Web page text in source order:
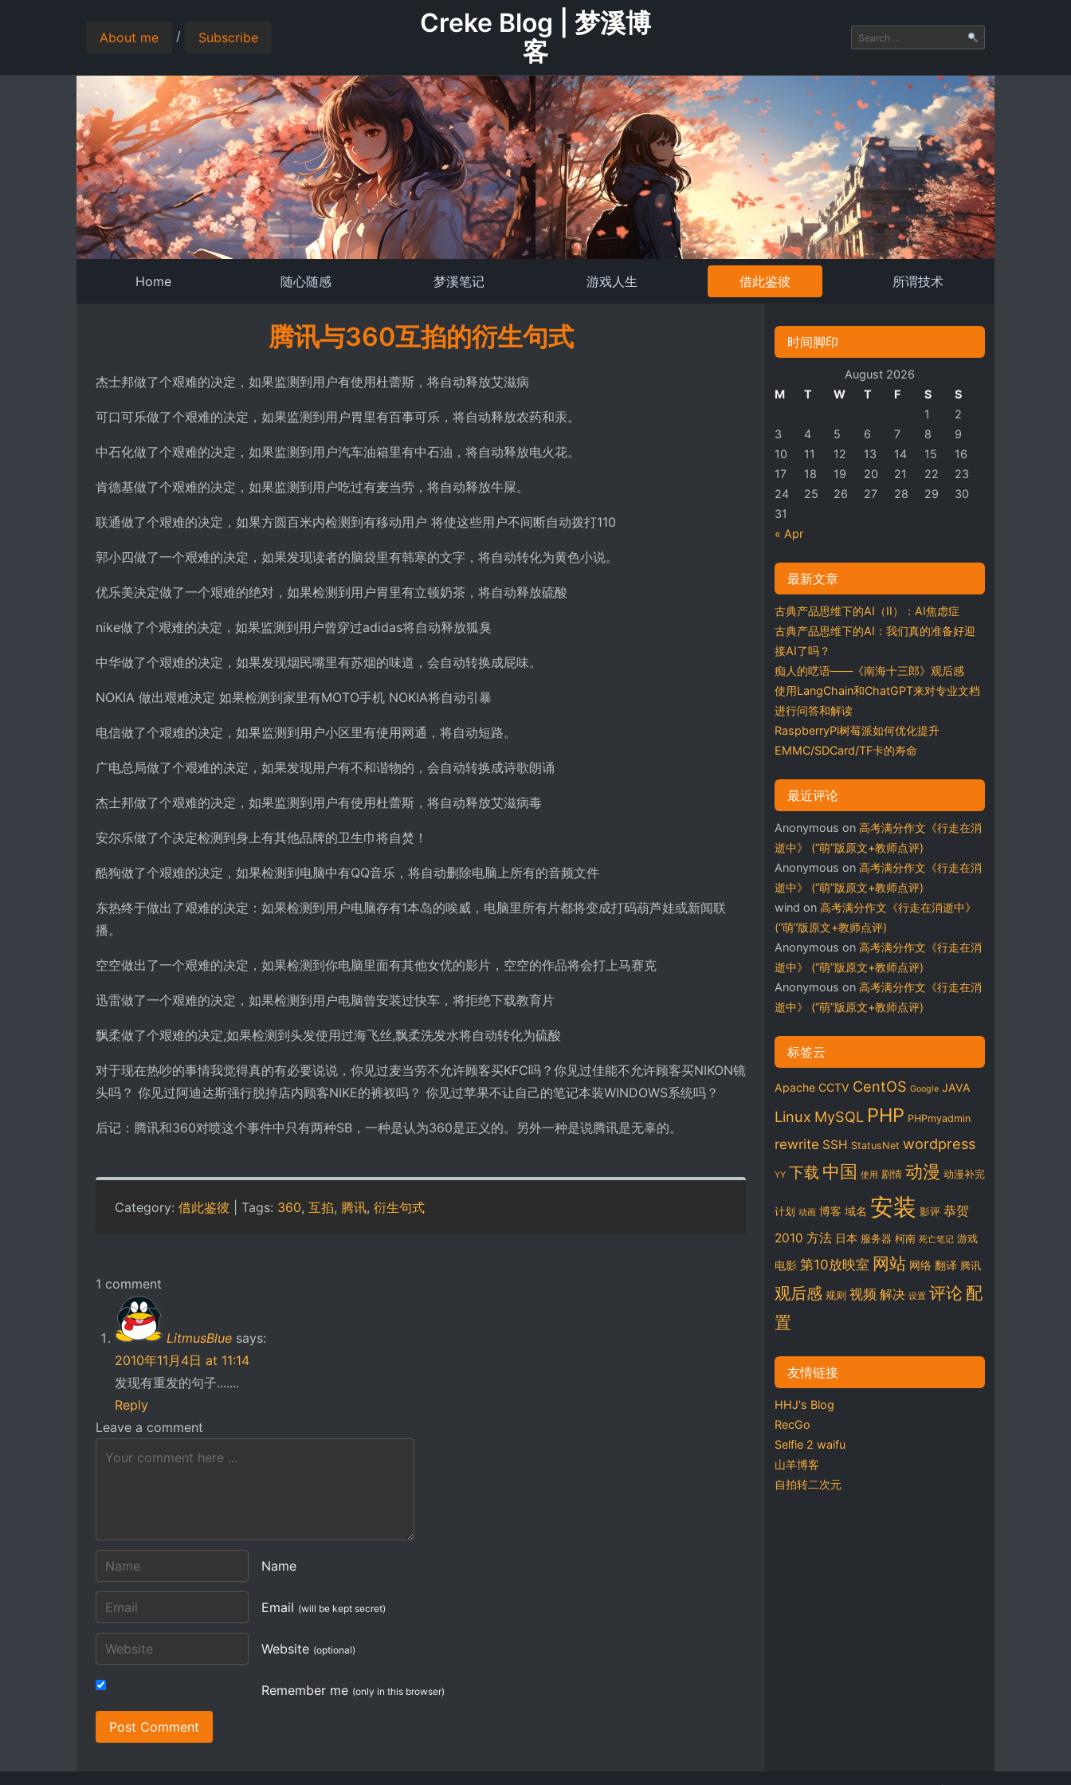
About me / Subscribe
Creke Blog | 梦溪博
客
Home 随心随感 梦溪笔记 游戏人生 借此鉴彼 所谓技术
腾讯与360互掐的衍生句式
杰士邦做了个艰难的决定，如果监测到用户有使用杜蕾斯，将自动释放艾滋病
可口可乐做了个艰难的决定，如果监测到用户胃里有百事可乐，将自动释放农药和汞。
中石化做了个艰难的决定，如果监测到用户汽车油箱里有中石油，将自动释放电火花。
肯德基做了个艰难的决定，如果监测到用户吃过有麦当劳，将自动释放牛屎。
联通做了个艰难的决定，如果方圆百米内检测到有移动用户 将使这些用户不间断自动拨打110
郭小四做了一个艰难的决定，如果发现读者的脑袋里有韩寒的文字，将自动转化为黄色小说。
优乐美决定做了一个艰难的绝对，如果检测到用户胃里有立顿奶茶，将自动释放硫酸
nike做了个艰难的决定，如果监测到用户曾穿过adidas将自动释放狐臭
中华做了个艰难的决定，如果发现烟民嘴里有苏烟的味道，会自动转换成屁味。
NOKIA 做出艰难决定 如果检测到家里有MOTO手机 NOKIA将自动引暴
电信做了个艰难的决定，如果监测到用户小区里有使用网通，将自动短路。
广电总局做了个艰难的决定，如果发现用户有不和谐物的，会自动转换成诗歌朗诵
杰士邦做了个艰难的决定，如果监测到用户有使用杜蕾斯，将自动释放艾滋病毒
安尔乐做了个决定检测到身上有其他品牌的卫生巾将自焚！
酷狗做了个艰难的决定，如果检测到电脑中有QQ音乐，将自动删除电脑上所有的音频文件
东热终于做出了艰难的决定：如果检测到用户电脑存有1本岛的唉威，电脑里所有片都将变成打码葫芦娃或新闻联
播。
空空做出了一个艰难的决定，如果检测到你电脑里面有其他女优的影片，空空的作品将会打上马赛克
迅雷做了一个艰难的决定，如果检测到用户电脑曾安装过快车，将拒绝下载教育片
飘柔做了个艰难的决定,如果检测到头发使用过海飞丝,飘柔洗发水将自动转化为硫酸
对于现在热吵的事情我觉得真的有必要说说，你见过麦当劳不允许顾客买KFC吗？你见过佳能不允许顾客买NIKON镜
头吗？ 你见过阿迪达斯强行脱掉店内顾客NIKE的裤衩吗？ 你见过苹果不让自己的笔记本装WINDOWS系统吗？
后记：腾讯和360对喷这个事件中只有两种SB，一种是认为360是正义的。另外一种是说腾讯是无辜的。
Category: 借此鉴彼 | Tags: 360, 互掐, 腾讯, 衍生句式
1 comment
LitmusBlue says:
2010年11月4日 at 11:14
发现有重发的句子.......
Reply
Leave a comment
Name
Email (will be kept secret)
Website (optional)
Remember me (only in this browser)
Post Comment
时间脚印
August 2026
M
T W T F S S
« Apr
1
2
3
4 5 6 7 8
9
10
11 12 13 14 15
16
17
18 19 20 21 22
23
24
25 26 27 28 29
30
31
最新文章
古典产品思维下的AI（II）：AI焦虑症
古典产品思维下的AI：我们真的准备好迎
接AI了吗？
痴人的呓语——《南海十三郎》观后感
使用LangChain和ChatGPT来对专业文档
进行问答和解读
RaspberryPi树莓派如何优化提升
EMMC/SDCard/TF卡的寿命
最近评论
Anonymous on 高考满分作文《行走在消
逝中》 (“萌”版原文+教师点评)
Anonymous on 高考满分作文《行走在消
逝中》 (“萌”版原文+教师点评)
wind on 高考满分作文《行走在消逝中》
(“萌”版原文+教师点评)
Anonymous on 高考满分作文《行走在消
逝中》 (“萌”版原文+教师点评)
Anonymous on 高考满分作文《行走在消
逝中》 (“萌”版原文+教师点评)
标签云
Apache CCTV CentOS Google JAVA
Linux MySQL PHP PHPmyadmin
rewrite SSH StatusNet wordpress
YY 下载 中国 使用 剧情 动漫 动漫补完
计划 动画 博客 域名 安装 影评 恭贺
2010 方法 日本 服务器 柯南 死亡笔记 游戏
电影 第10放映室 网站 网络 翻译 腾讯
观后感 规则 视频 解决 设置 评论 配
置
友情链接
HHJ's Blog
RecGo
Selfie 2 waifu
山羊博客
自拍转二次元